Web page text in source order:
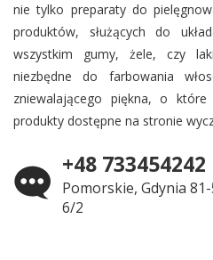
nie tylko preparaty do
produktów, służących do
wszystkim gumy, żele, czy
niezbędne do farbowania
zniewalającego piękna, o
produkty dostępne na stronie
+48 733454242
Pomorskie, Gdynia
6/2